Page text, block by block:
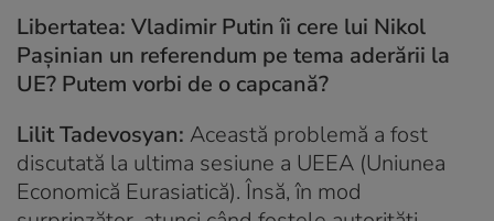
Libertatea: Vladimir Putin îi cere lui Nikol
Pașinian un referendum pe tema aderării la
UE? Putem vorbi de o capcană?
Lilit Tadevosyan: Această problemă a fost
discutată la ultima sesiune a UEEA (Uniunea
Economică Eurasiatică). Însă, în mod